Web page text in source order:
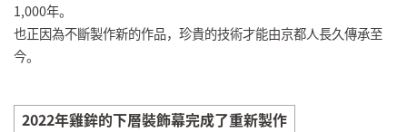
1,000年。
也正因為不斷製作新的作品，珍貴的技術才能由京都人長久傳承至
今。
2022年雞鉾的下層裝飾幕完成了重新製作